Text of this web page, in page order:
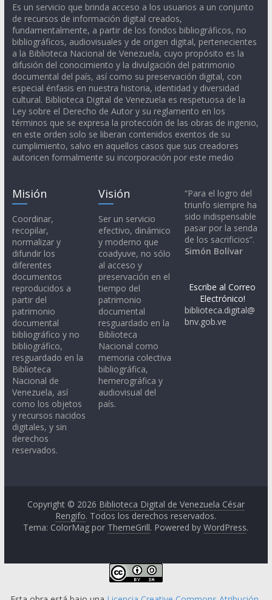
Es un servicio que brinda acceso a los usuarios a un conjunto
de recursos de información digital creados,
fundamentalmente, a partir de los fondos bibliográficos, no
bibliográficos, audiovisuales y de origen digital, pertenecientes
a la Biblioteca Nacional de Venezuela, cuyo propósito es la
difusión del conocimiento y la divulgación del patrimonio
documental del país, así como su preservación digital, con
especial énfasis en nuestra historia, identidad y diversidad
cultural. Biblioteca Digital de Venezuela es respetuosa de la
Ley sobre el Derecho de Autor y su reglamento en los
términos que se expresa la protección de las obras de ingenio,
en este orden solo se liberan contenidos exentos de su
cumplimiento, salvo en aquellos casos que sus creadores
autoricen formalmente su incorporación por este medio
Misión
Coordinar,
recopilar,
normalizar y
difundir los
diferentes
documentos
reproducidos a
partir del
patrimonio
documental
bibliográfico y no
bibliográfico,
resguardado en la
Biblioteca
Nacional de
Venezuela, así
como los objetos
y recursos nacidos
digitales, y sin
derechos
reservados.
Visión
Ser un servicio
efectivo, dinámico
y moderno que
coadyuve, no sólo
al acceso y
preservación en el
tiempo del
patrimonio
documental
resguardado en la
Biblioteca
Nacional como
memoria colectiva
bibliográfica,
hemerográfica y
audiovisual del
país.
“Para el logro del
triunfo siempre ha
sido indispensable
pasar por la senda
de los sacrificios”.
Simón Bolívar
Escribe al Correo
Electrónico!
biblioteca.digital@
bnv.gob.ve
Copyright © 2026 Biblioteca Digital de Venezuela César
Rengifo. Todos los derechos reservados.
Tema: ColorMag por ThemeGrill. Powered byWordPress.